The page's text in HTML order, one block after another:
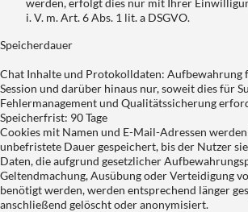
werden, erfolgt dies nur mit Ihrer
i. V. m. Art. 6 Abs. 1 lit. a DSGVO.
Speicherdauer
Chat Inhalte und Protokolldaten: Aufbewahrung
Session und darüber hinaus nur, soweit dies für
Fehlermanagement und Qualitätssicherung
Speicherfrist: 90 Tage
Cookies mit Namen und E-Mail-Adressen
unbefristete Dauer gespeichert, bis der Nutzer
Daten, die aufgrund gesetzlicher
Geltendmachung, Ausübung oder Verteidigung
benötigt werden, werden entsprechend länger
anschließend gelöscht oder anonymisiert.